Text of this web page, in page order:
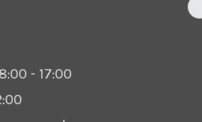
- 17:00